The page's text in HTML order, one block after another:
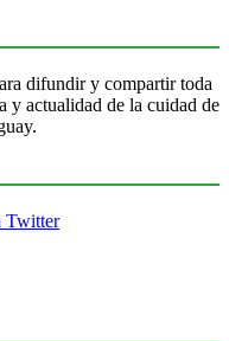
difundir y compartir toda
y actualidad de la cuidad de